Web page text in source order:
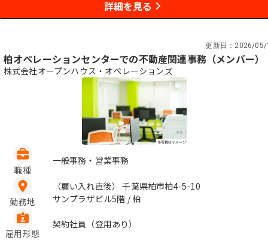
詳細を見る
更新日： 2026/05/
柏オペレーションセンターでの不動産関連事務（メンバー）
株式会社オープンハウス・オペレーションズ
職種
一般事務・営業事務
勤務地
（雇い入れ直後） 千葉県柏市柏4-5-10
サンプラザビル5階 / 柏
雇用形態
契約社員（登用あり）